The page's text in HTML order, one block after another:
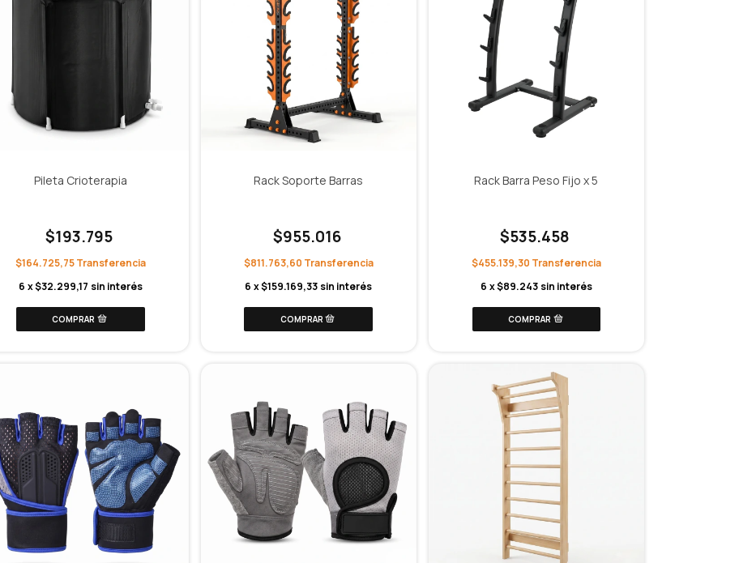
Pileta Crioterapia
$193.795
$164.725,75
6 x$32.299,17 sin interés
Rack Soporte Barras
$955.016
$811.763,60
6 x$159.169,33 sin interés
Rack Barra Peso Fijo x 5
$535.458
$455.139,30
6 x$89.243 sin interés